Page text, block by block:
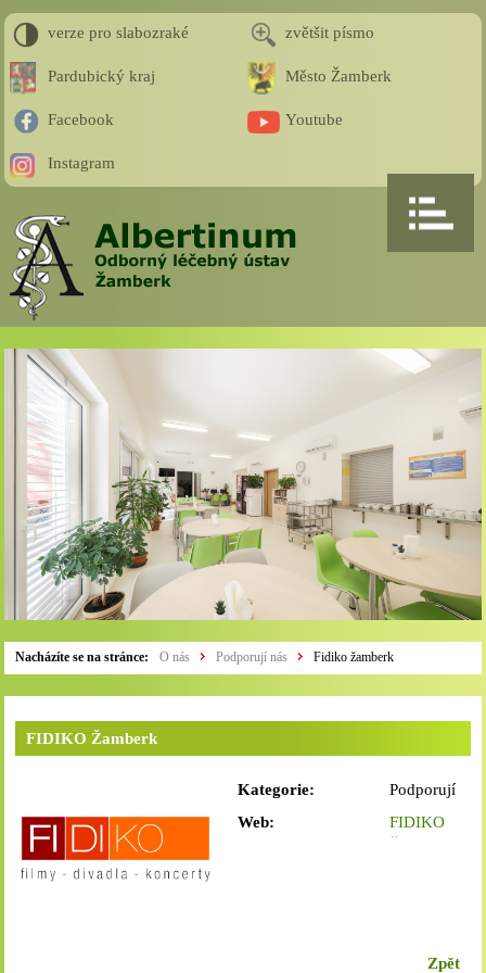
verze pro slabozraké zvětšit písmo
Pardubický kraj Město Žamberk
Facebook Youtube
Instagram
Nacházíte se na stránce: O nás Podporují nás Fidiko žamberk
FIDIKO Žamberk
Kategorie:
Podporují
nás
Web:
FIDIKO
Zpět